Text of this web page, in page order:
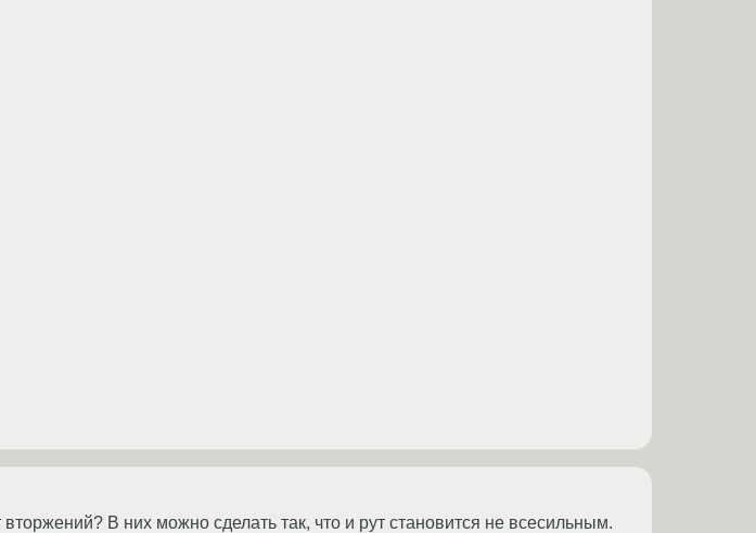
В них можно сделать так, что и рут становится не всесильным.